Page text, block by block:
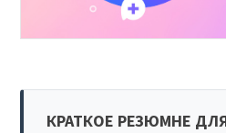
КРАТКОЕ РЕЗЮМНЕ